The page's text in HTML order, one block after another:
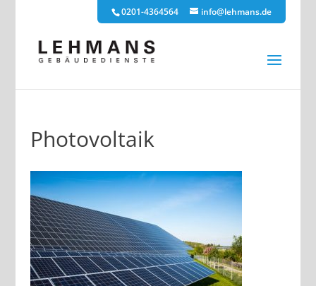
0201-4364564 info@lehmans.de
Photovoltaik